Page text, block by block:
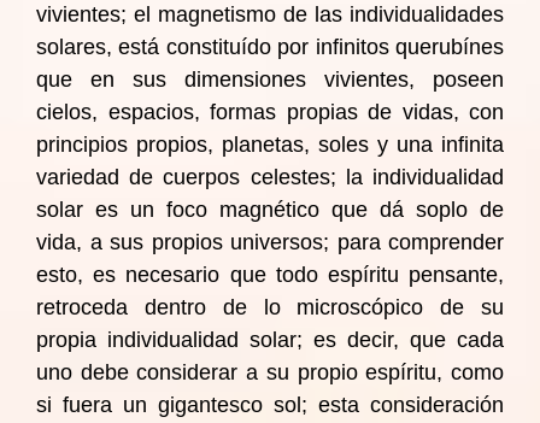
vivientes; el magnetismo de las individualidades
solares, está constituído por infinitos querubínes
que en sus dimensiones vivientes, poseen
cielos, espacios, formas propias de vidas, con
principios propios, planetas, soles y una infinita
variedad de cuerpos celestes; la individualidad
solar es un foco magnético que dá soplo de
vida, a sus propios universos; para comprender
esto, es necesario que todo espíritu pensante,
retroceda dentro de lo microscópico de su
propia individualidad solar; es decir, que cada
uno debe considerar a su propio espíritu, como
si fuera un gigantesco sol; esta consideración